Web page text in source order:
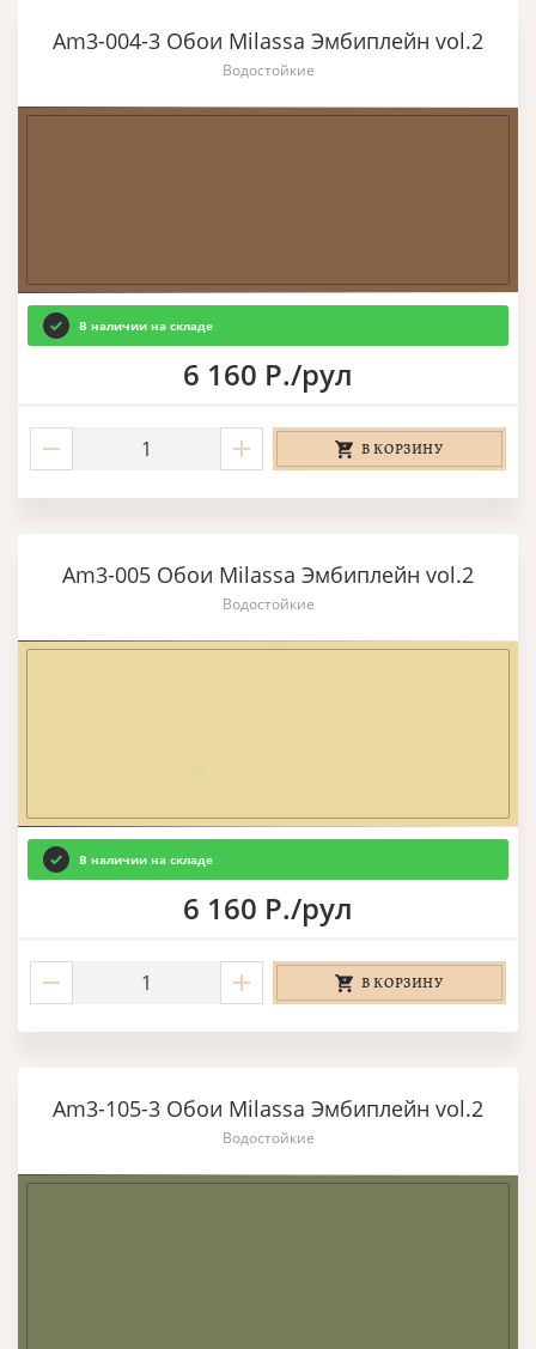
Am3-004-3 Обои Milassa Эмбиплейн vol.2
Водостойкие
В наличии на складе
6 160 Р./рул
В КОРЗИНУ
Am3-005 Обои Milassa Эмбиплейн vol.2
Водостойкие
В наличии на складе
6 160 Р./рул
В КОРЗИНУ
Am3-105-3 Обои Milassa Эмбиплейн vol.2
Водостойкие